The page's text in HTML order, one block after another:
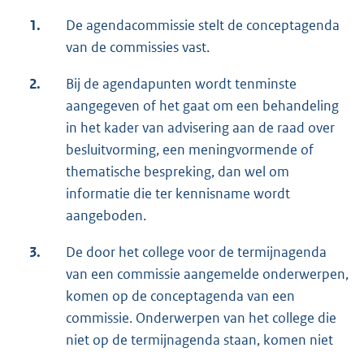
1.
De agendacommissie stelt de conceptagenda
van de commissies vast.
2.
Bij de agendapunten wordt tenminste
aangegeven of het gaat om een behandeling
in het kader van advisering aan de raad over
besluitvorming, een meningvormende of
thematische bespreking, dan wel om
informatie die ter kennisname wordt
aangeboden.
3.
De door het college voor de termijnagenda
van een commissie aangemelde onderwerpen,
komen op de conceptagenda van een
commissie. Onderwerpen van het college die
niet op de termijnagenda staan, komen niet